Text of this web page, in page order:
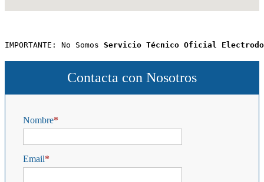
IMPORTANTE: No Somos Servicio Técnico Oficial
Contacta con Nosotros
Nombre
Email